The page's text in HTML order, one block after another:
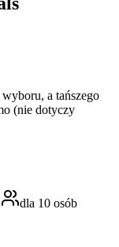
a tańszego
(nie dotyczy
dla 10 osób